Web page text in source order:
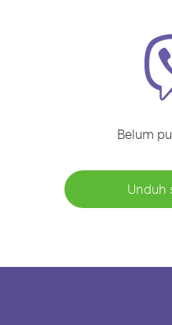
Belum
Unduh